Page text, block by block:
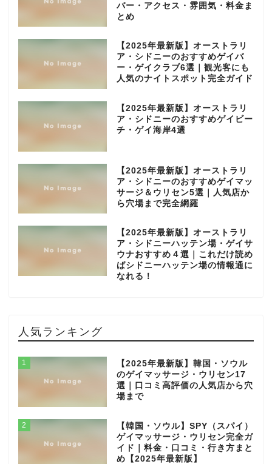
バー・アクセス・雰囲気・料金ま
とめ
【2025年最新版】オーストラリ
ア・シドニーのおすすめゲイバ
ー・ゲイクラブ6選｜観光客にも
人気のナイトスポット完全ガイド
【2025年最新版】オーストラリ
ア・シドニーのおすすめゲイビー
チ・ゲイ海岸4選
【2025年最新版】オーストラリ
ア・シドニーのおすすめゲイマッ
サージ＆ウリセン5選｜人気店か
ら穴場まで完全網羅
【2025年最新版】オーストラリ
ア・シドニーハッテン場・ゲイサ
ウナおすすめ４選｜これだけ読め
ばシドニーハッテン場の情報通に
なれる！
人気ランキング
1
【2025年最新版】韓国・ソウル
のゲイマッサージ・ウリセン17
選｜口コミ高評価の人気店から穴
場まで
2
【韓国・ソウル】SPY（スパイ）
ゲイマッサージ・ウリセン完全ガ
イド｜料金・口コミ・行き方まと
め【2025年最新版】